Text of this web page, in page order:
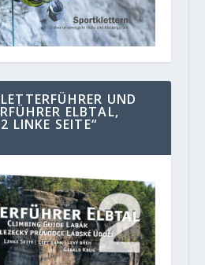
UND
ELBTAL,
LINKE SEITE“